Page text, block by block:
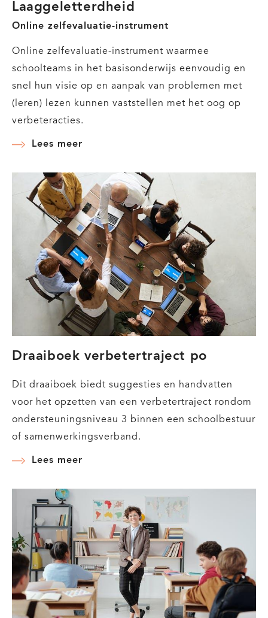
Laaggeletterdheid
Online zelfevaluatie-instrument
Online zelfevaluatie-instrument waarmee
schoolteams in het basisonderwijs eenvoudig en
snel hun visie op en aanpak van problemen met
(leren) lezen kunnen vaststellen met het oog op
verbeteracties.
Lees meer
Duurzame
Aanpak
Leesproblemen
Laaggeletterdheid
Draaiboek verbetertraject po
Dit draaiboek biedt suggesties en handvatten
voor het opzetten van een verbetertraject rondom
ondersteuningsniveau 3 binnen een schoolbestuur
of samenwerkingsverband.
Lees meer
verbetertraject